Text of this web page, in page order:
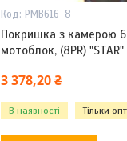
PMB616-8
Покришка з камерою
мотоблок, (8PR)
3 378,20 ₴
В наявності Тільки